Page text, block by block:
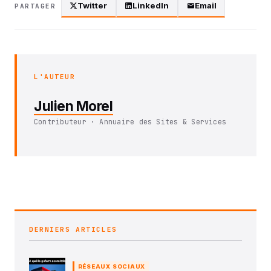
PARTAGER Twitter LinkedIn Email
L'AUTEUR
Julien Morel
Contributeur · Annuaire des Sites & Services
DERNIERS ARTICLES
RÉSEAUX SOCIAUX